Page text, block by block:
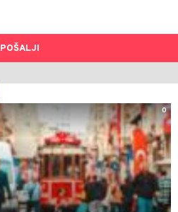
POŠALJI
0